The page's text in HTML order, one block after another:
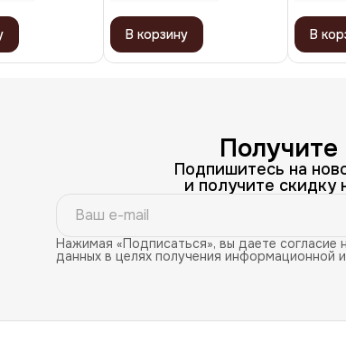
В корзину В
Подпишитесь на
и получите скидку
Нажимая «Подписаться», вы даете согласие
данных в целях получения информационной